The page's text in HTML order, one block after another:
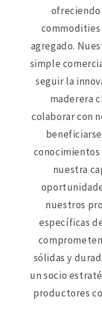
agregado.
simple
seguir la
maderera
colaborar con
conocimientos
nuestra
nuestros
específicas
sólidas y
un socio
productores